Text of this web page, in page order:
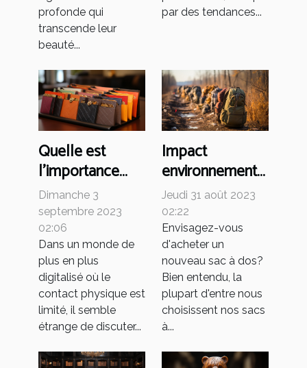
profonde qui
transcende leur
beauté...
par des tendances...
Quelle est
l'importance
d'un porte-
cartes de qualité
dans le monde
moderne ?
Dimanche 3
septembre 2023
02:06
Dans un monde de
plus en plus
digitalisé où le
contact physique est
limité, il semble
étrange de discuter...
Impact
environnemental
de la production
de sacs à dos
Jeudi 31 août 2023
02:22
Envisagez-vous
d'acheter un
nouveau sac à dos?
Bien entendu, la
plupart d'entre nous
choisissent nos sacs
à...